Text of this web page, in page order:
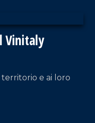
Vinitaly
e ai loro